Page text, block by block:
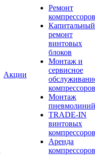
Акции
Ремонт
компрессоров
Капитальный
ремонт
винтовых
блоков
Монтаж и
сервисное
компрессоров
Монтаж
пневмолиний
TRADE-IN
винтовых
компрессоров
Аренда
компрессоров